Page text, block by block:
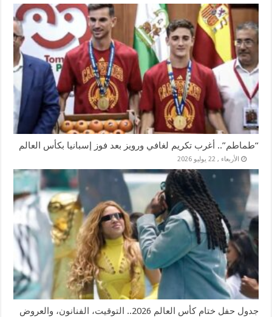
“طماطم”.. أغرب تكريم لغافي ورويز بعد فوز إسبانيا بكأس العالم
الأربعاء , 22 يوليو 2026
جدول حفل ختام كأس العالم 2026.. التوقيت، الفنانون، والعروض